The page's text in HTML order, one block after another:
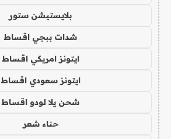
بلايستيشن ستور
شدات ببجي اقساط
ايتونز امريكي اقساط
ايتونز سعودي اقساط
شحن يلا لودو اقساط
حناء شعر